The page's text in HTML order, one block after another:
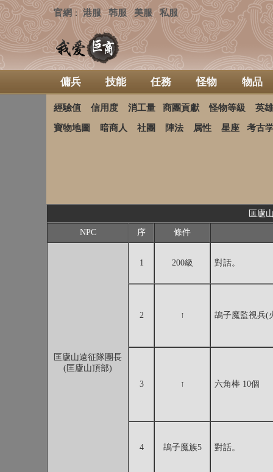
官網 ：港服 韩服 美服 私服
傭兵 技能 任務 怪物 物品
經驗值 信用度 消工量 商團貢獻 怪物等級 英
寶物地圖 暗商人 社團 陣法 属性 星座 考古
匡廬
NPC 序 條件
匡廬山遠征隊團長
(匡廬山頂部)
1 200級 對話。
2 ↑ 鴣子魔監視兵(
3 ↑ 六角棒 10個
4 鴣子魔族5 對話。